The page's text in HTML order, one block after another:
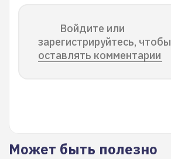
Войдите или
зарегистрируйтесь, чтобы
оставлять комментарии
Может быть полезно